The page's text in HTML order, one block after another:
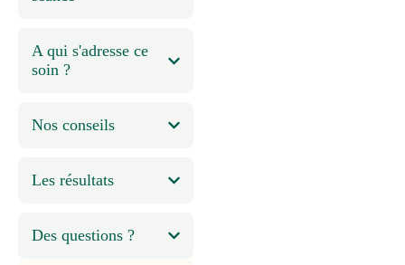
A qui s'adresse ce
soin ?
Nos conseils
Les résultats
Des questions ?